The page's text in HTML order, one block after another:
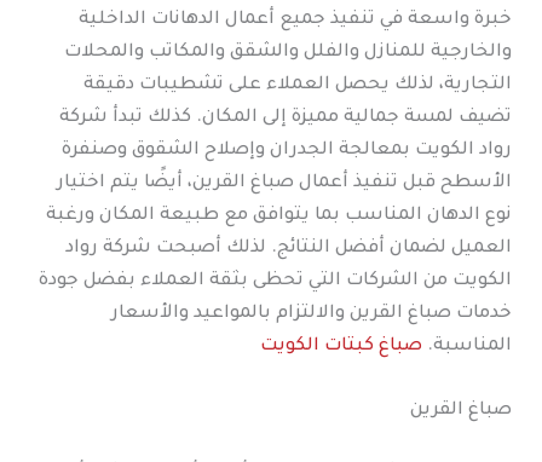
خبرة واسعة في تنفيذ جميع أعمال الدهانات الداخلية
والخارجية للمنازل والفلل والشقق والمكاتب والمحلات
التجارية، لذلك يحصل العملاء على تشطيبات دقيقة
تضيف لمسة جمالية مميزة إلى المكان. كذلك تبدأ شركة
رواد الكويت بمعالجة الجدران وإصلاح الشقوق وصنفرة
الأسطح قبل تنفيذ أعمال صباغ القرين، أيضًا يتم اختيار
نوع الدهان المناسب بما يتوافق مع طبيعة المكان ورغبة
العميل لضمان أفضل النتائج. لذلك أصبحت شركة رواد
الكويت من الشركات التي تحظى بثقة العملاء بفضل جودة
خدمات صباغ القرين والالتزام بالمواعيد والأسعار
المناسبة. صباغ كبتات الكويت
صباغ القرين